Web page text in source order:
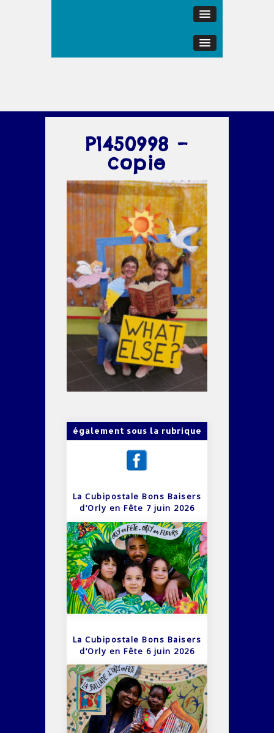
P1450998 –
copie
également sous la rubrique
La Cubipostale Bons Baisers
d’Orly en Fête 7 juin 2026
La Cubipostale Bons Baisers
d’Orly en Fête 6 juin 2026